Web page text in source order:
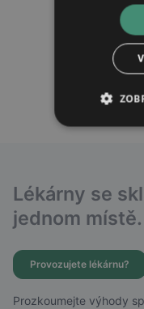
Seznámil/a jsem se se
Lékárny se
jednom místě.
Provozujete lékárnu?
Prozkoumejte výhody